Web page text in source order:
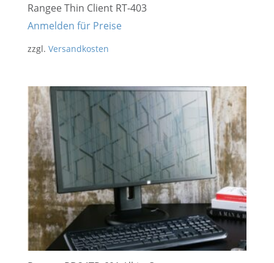
Rangee Thin Client RT-403
Anmelden für Preise
zzgl. Versandkosten